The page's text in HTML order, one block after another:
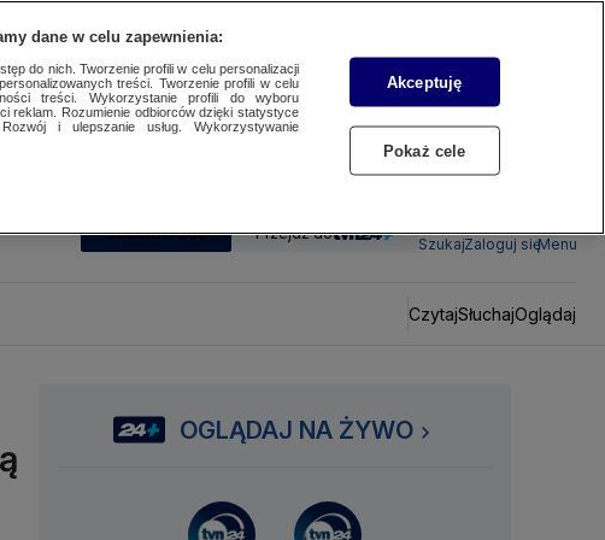
SUBSKRYBUJ Przejdź do
SzukajZaloguj sięMenu
CzytajSłuchajOglądaj
OGLĄDAJ NA ŻYWO
dane w celu zapewnienia:
do nich. Tworzenie profili w celu personalizacji
treści. Tworzenie profili w celu
treści. Wykorzystanie profili do wyboru
reklam. Rozumienie odbiorców dzięki statystyce
i ulepszanie usług. Wykorzystywanie
Akceptuję
Pokaż cele